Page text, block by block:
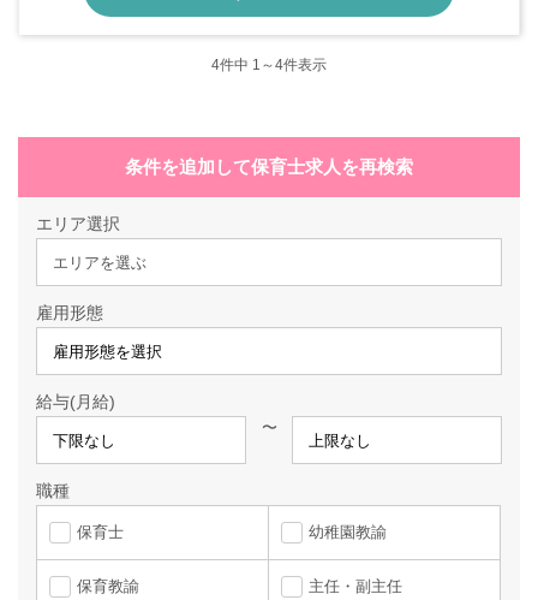
4件中 1～4件表示
条件を追加して保育士求人を再検索
エリア選択
エリアを選ぶ
雇用形態
給与(月給)
〜
職種
保育士 幼稚園教諭
保育教諭 主任・副主任